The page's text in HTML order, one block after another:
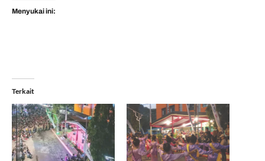
Menyukai ini:
Terkait